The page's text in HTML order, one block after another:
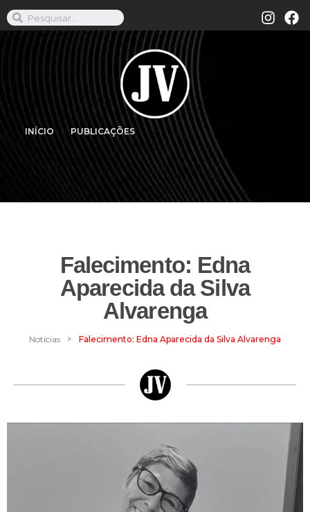
INÍCIO PUBLICAÇÕES
Falecimento: Edna
Aparecida da Silva
Alvarenga
Notícias > Falecimento: Edna Aparecida da Silva Alvarenga